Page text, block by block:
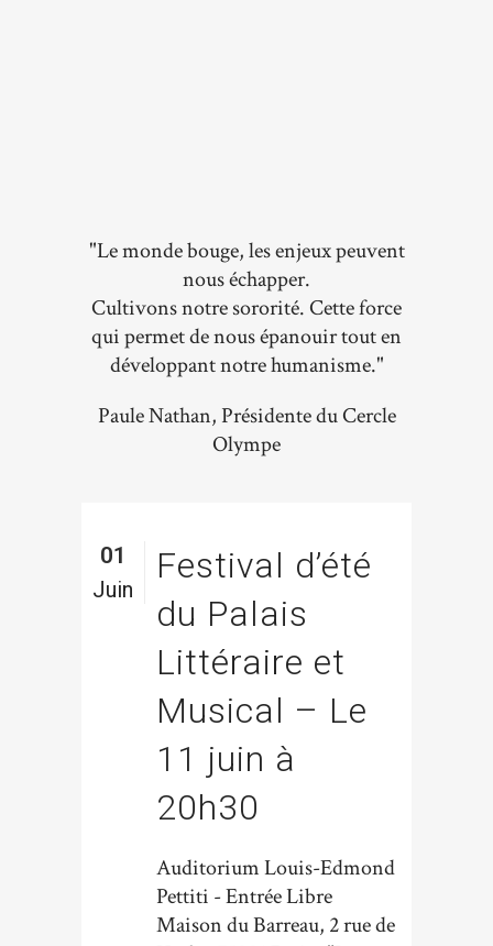
"Le monde bouge, les enjeux peuvent
nous échapper.
Cultivons notre sororité. Cette force
qui permet de nous épanouir tout en
développant notre humanisme."
Paule Nathan, Présidente du Cercle
Olympe
01
Juin
Festival d’été
du Palais
Littéraire et
Musical – Le
11 juin à
20h30
Auditorium Louis-Edmond
Pettiti - Entrée Libre
Maison du Barreau, 2 rue de